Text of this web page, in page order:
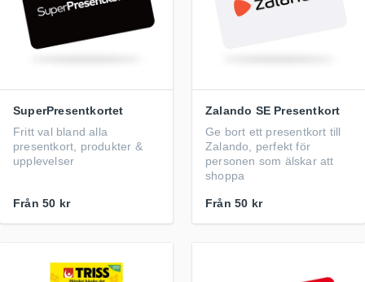
SuperPresentkortet
Fritt val bland alla
presentkort, produkter &
upplevelser
Från 50 kr
Zalando SE Presentkort
Ge bort ett presentkort till
Zalando, perfekt för
personen som älskar att
shoppa
Från 50 kr